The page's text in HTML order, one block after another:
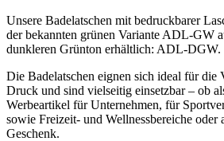
Unsere Badelatschen mit bedruckbarer
der bekannten grünen Variante ADL-GW
dunkleren Grünton erhältlich: ADL-DGW.
Die Badelatschen eignen sich ideal für die
Druck und sind vielseitig einsetzbar – ob
Werbeartikel für Unternehmen, für
sowie Freizeit- und Wellnessbereiche oder
Geschenk.